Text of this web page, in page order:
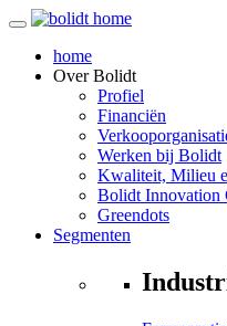
home
OverBolidt
Profiel
Financiën
Werken bij Bolidt
Kwaliteit, Milieu
Bolidt Innovation
Greendots
Segmenten